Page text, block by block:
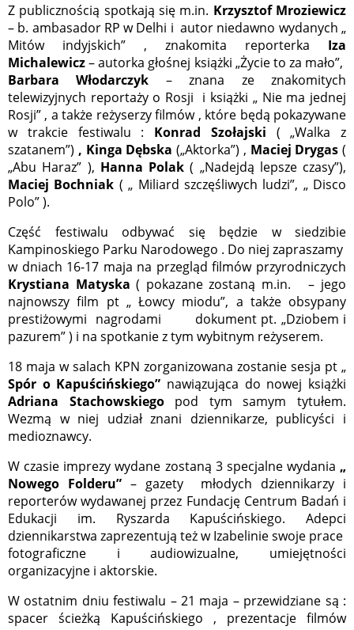
Z publicznością spotkają się m.in. Krzysztof Mroziewicz
– b. ambasador RP w Delhi i autor niedawno wydanych „
Mitów indyjskich” , znakomita reporterka Iza
Michalewicz– autorka głośnej książki „Życie to za mało”,
Barbara Włodarczyk – znana ze znakomitych
telewizyjnych reportaży o Rosji i książki „ Nie ma jednej
Rosji” , a także reżyserzy filmów , które będą pokazywane
w trakcie festiwalu : Konrad Szołajski ( „Walka z
szatanem”) , Kinga Dębska („Aktorka”) , Maciej Drygas (
„Abu Haraz” ), Hanna Polak ( „Nadejdą lepsze czasy”),
Maciej Bochniak ( „ Miliard szczęśliwych ludzi”, „ Disco
Polo” ).
Część festiwalu odbywać się będzie w siedzibie
Kampinoskiego Parku Narodowego . Do niej zapraszamy
w dniach 16-17 maja na przegląd filmów przyrodniczych
Krystiana Matyska ( pokazane zostaną m.in. – jego
najnowszy film pt „ Łowcy miodu”, a także obsypany
prestiżowymi nagrodami dokument pt. „Dziobem i
pazurem” ) i na spotkanie z tym wybitnym reżyserem.
18 maja w salach KPN zorganizowana zostanie sesja pt „
Spór o Kapuścińskiego” nawiązująca do nowej książki
Adriana Stachowskiegopod tym samym tytułem.
Wezmą w niej udział znani dziennikarze, publicyści i
medioznawcy.
W czasie imprezy wydane zostaną 3 specjalne wydania „
Nowego Folderu” – gazety młodych dziennikarzy i
reporterów wydawanej przez Fundację Centrum Badań i
Edukacji im. Ryszarda Kapuścińskiego. Adepci
dziennikarstwa zaprezentują też w Izabelinie swoje prace
fotograficzne i audiowizualne, umiejętności
organizacyjne i aktorskie.
W ostatnim dniu festiwalu – 21 maja – przewidziane są :
spacer ścieżką Kapuścińskiego , prezentacje filmów